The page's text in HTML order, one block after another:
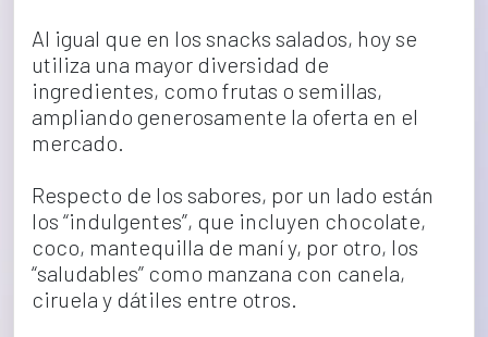
Al igual que en los snacks salados, hoy se
utiliza una mayor diversidad de
ingredientes, como frutas o semillas,
ampliando generosamente la oferta en el
mercado.
Respecto de los sabores, por un lado están
los “indulgentes”, que incluyen chocolate,
coco, mantequilla de maní y, por otro, los
“saludables” como manzana con canela,
ciruela y dátiles entre otros.